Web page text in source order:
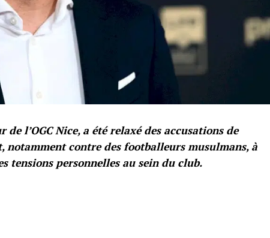
l’OGC Nice, a été relaxé des accusations de
contre des footballeurs musulmans, à
tensions personnelles au sein du club.